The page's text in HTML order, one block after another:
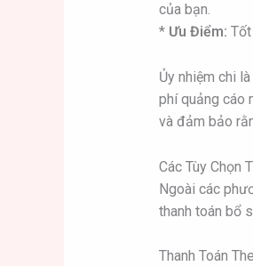
của bạn.
* Ưu Điểm:
Ủy nhiệm chi
phí quảng cáo
và đảm bảo
Các Tùy Chọn
Ngoài các
thanh toán bổ
Thanh Toán